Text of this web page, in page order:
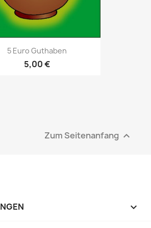
5 Euro Guthaben
5,00 €
Zum Seitenanfang 
keyboard_arrow_down